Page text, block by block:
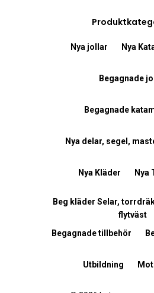
Nya jollar Nya
Begagnade
Begagnade
Nya delar, segel,
Nya Kläder Nya
Beg kläder Selar,
flytväst
Begagnade tillbehör
Utbildning